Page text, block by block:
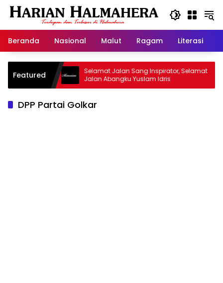
Langsung
Beranda
Nasional Malut Ragam Literasi
Featured
Selamat Jalan Sang Inspirator, Selamat
Jalan Abangku Yuslam Idris
DPP Partai Golkar